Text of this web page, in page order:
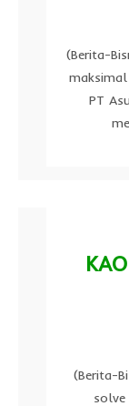
(Berita-
PT
(Berita-